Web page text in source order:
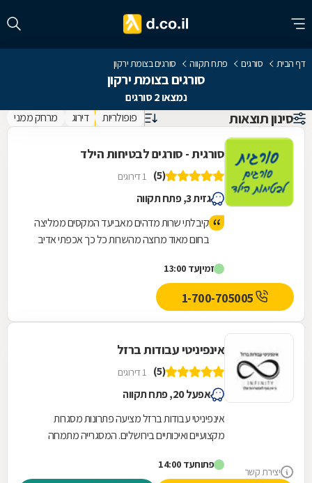
דף הבית סורגים פתח תקווה סורגים בצומת ירקון
סורגים בצומת ירקון
נמצאו 2 סורגים
סינון תוצאות פופולריות דירוג מרחק ממני
סורגית - סורגים לבטיחות הילד
(5) 1 דירוגים
גזית 3, פתח תקווה
קיבלתי שרות מדהים מאביעד המקסים ממליצה
בחום מאוד מרוצה מהשרות כל כך אכפתי אדיב
זמיןעד 13:00
1-700-705005
יצירת קשר
אינפיניטי עבודות ברזל
(5) 1 דירוגים
אפעל 20, פתח תקווה
אינפיניטי עבודות ברזל מציעה פתרונות מסגרות
מקצועיים ואיכותיים בירושלים. המסגרייה מתמחה
פתוחעד 14:00